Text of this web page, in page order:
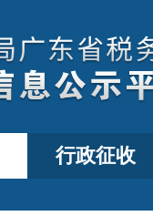
行政征收